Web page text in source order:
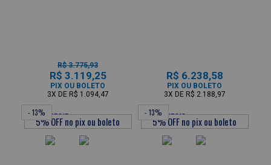
R$ 3.775,93
R$ 3.119,25
PIX OU BOLETO
3X DE R$ 1.094,47
R$ 6.238,58
PIX OU BOLETO
3X DE R$ 2.188,97
- 13% - 13%